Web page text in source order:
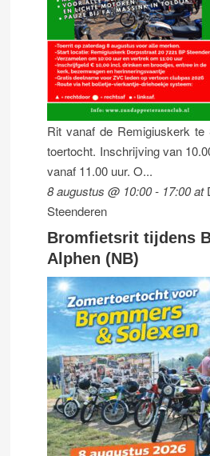
Rit vanaf de Remigiuskerk te
toertocht. Inschrijving van
vanaf 11.00 uur. O...
8 augustus @ 10:00- 17:00at
Steenderen
Bromfietsrit tijdens
Alphen (NB)